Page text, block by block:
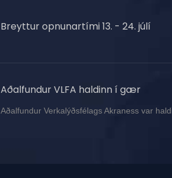
Breyttur opnunartími 13. - 24. júlí
Aðalfundur VLFA haldinn í gær
Aðalfundur Verkalýðsfélags Akraness var